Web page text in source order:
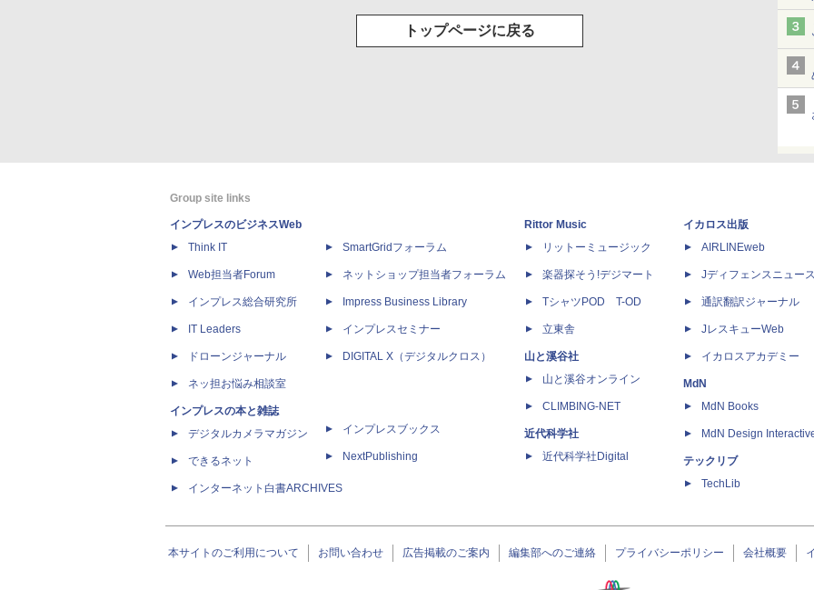
トップページに戻る
Group site links
インプレスのビジネスWeb
Think IT
Web担当者Forum
インプレス総合研究所
IT Leaders
ドローンジャーナル
ネッ担お悩み相談室
インプレスの本と雑誌
デジタルカメラマガジン
できるネット
インターネット白書ARCHIVES
SmartGridフォーラム
ネットショップ担当者フォーラム
Impress Business Library
インプレスセミナー
DIGITAL X（デジタルクロス）
インプレスブックス
NextPublishing
Rittor Music
リットーミュージック
楽器探そう!デジマート
TシャツPOD T-OD
立東舎
山と溪谷社
山と溪谷オンライン
CLIMBING-NET
近代科学社
近代科学社Digital
イカロス出版
AIRLINEweb
Jディフェンスニュー
通訳翻訳ジャーナル
JレスキューWeb
イカロスアカデミー
MdN
MdN Books
MdN Design
テックリブ
TechLib
本サイトのご利用について お問い合わせ 広告掲載のご案内 編集部へのご連絡 プライバシーポリシー 会社概要